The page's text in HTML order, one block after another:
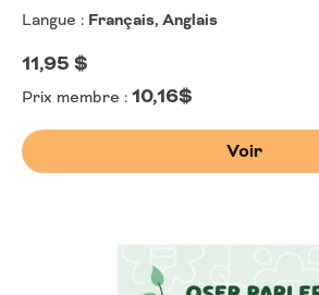
Langue : Français, Anglais
11,95 $
Prix membre : 10,16$
Voir